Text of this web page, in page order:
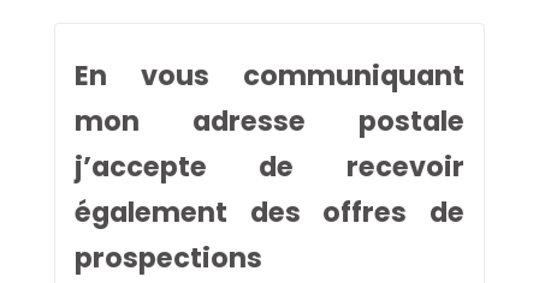
En vous communiquant
mon adresse postale
j’accepte de recevoir
également des offres de
prospections